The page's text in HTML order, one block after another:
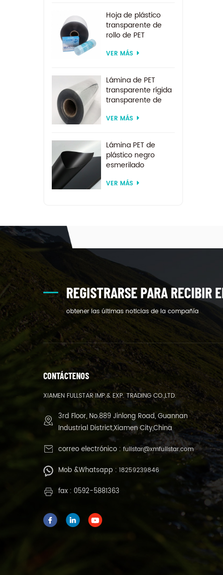
Hoja de plástico
transparente de
rollo de PET
encargo de
de fábrica para
formación al vacío
VER MÁS
Lámina de PET
transparente rígida
transparente de
formación al vacío
VER MÁS
Lámina PET de
plástico negro
esmerilado
tamaño
VER MÁS
REGISTRARSE PARA RECIBIR
obtener las últimas noticias de la compañía
CONTÁCTENOS
XIAMEN FULLSTAR IMP.& EXP. TRADING CO.,LTD.
3rd Floor, No.889 Jinlong Road, Guannan
Industrial District,Xiamen City,China
correo electrónico : fullstar@xmfullstar.com
Mob &Whatsapp : 18259239846
fax : 0592-5881363